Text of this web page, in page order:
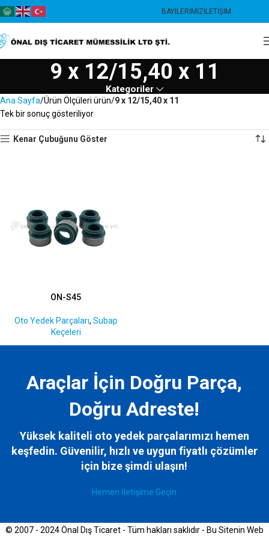
BAYILERIMIZİLETIŞIM
9 x 12/15,40 x 11
Kategoriler
Ana Sayfa Ürün Ölçüleri ürün 9 x 12/15,40 x 11
Tek bir sonuç gösteriliyor
Kenar Çubuğunu Göster
ON-S45
Oto Yedek Parçaları, Subap
Keçeleri
Araçlar İçin Doğru Parça,
Doğru Adreste!
Yüksek kaliteli oto yedek parçalarımızı hemen
keşfedin. Güvenilir, hızlı ve uygun fiyatlı çözümler
için bizeşimdi ulaşın!
Hemen İletişime Geçin
© 2007 - 2024 Önal Dış Ticaret - Tüm hakları saklıdır - Bu Sitenin Web